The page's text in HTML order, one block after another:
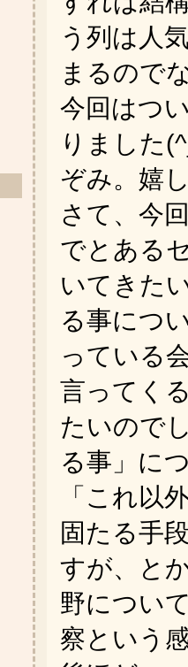
う列は人
まるので
今回はつ
りました
ぞみ。嬉
さて、今
でとある
いてきた
る事につ
っている
言ってく
たいので
る事」に
「これ以
固たる手
すが、と
野につい
察という